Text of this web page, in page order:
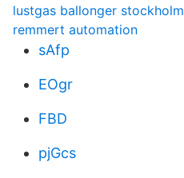
lustgas ballonger stockholm
remmert automation
sAfp
EOgr
FBD
pjGcs